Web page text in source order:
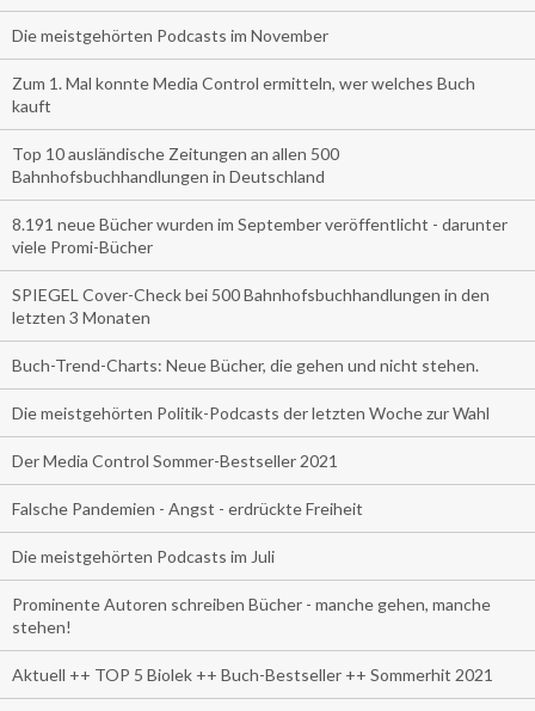
Die meistgehörten Podcasts im November
Zum 1. Mal konnte Media Control ermitteln, wer welches Buch
kauft
Top 10 ausländische Zeitungen an allen 500
Bahnhofsbuchhandlungen in Deutschland
8.191 neue Bücher wurden im September veröffentlicht - darunter
viele Promi-Bücher
SPIEGEL Cover-Check bei 500 Bahnhofsbuchhandlungen in den
letzten 3 Monaten
Buch-Trend-Charts: Neue Bücher, die gehen und nicht stehen.
Die meistgehörten Politik-Podcasts der letzten Woche zur Wahl
Der Media Control Sommer-Bestseller 2021
Falsche Pandemien - Angst - erdrückte Freiheit
Die meistgehörten Podcasts im Juli
Prominente Autoren schreiben Bücher - manche gehen, manche
stehen!
Aktuell ++ TOP 5 Biolek ++ Buch-Bestseller ++ Sommerhit 2021